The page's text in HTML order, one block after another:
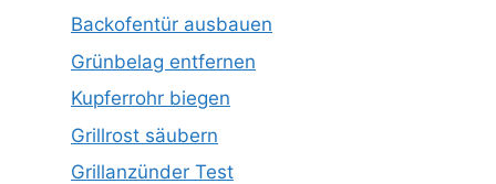
Backofentür ausbauen
Grünbelag entfernen
Kupferrohr biegen
Grillrost säubern
Grillanzünder Test